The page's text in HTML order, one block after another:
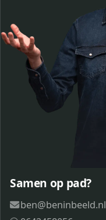
Samen op pad?
ben@beninbeeld.nl